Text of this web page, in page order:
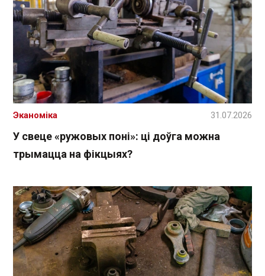
У свеце «ружовых поні»: ці доўга можна
трымацца на фікцыях?
Эканоміка 31.07.2026